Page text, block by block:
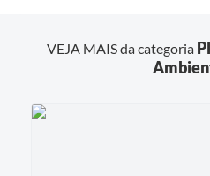
VEJA MAIS da categoria